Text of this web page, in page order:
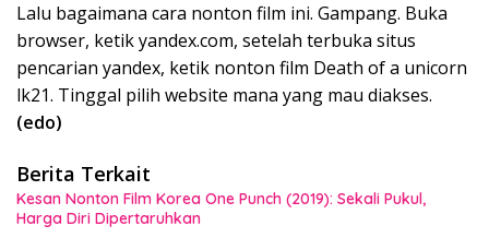
Lalu bagaimana cara nonton film ini. Gampang. Buka
browser, ketik yandex.com, setelah terbuka situs
pencarian yandex, ketik nonton film Death of a unicorn
lk21. Tinggal pilih website mana yang mau diakses.
(edo)
Berita Terkait
Kesan Nonton Film Korea One Punch (2019): Sekali Pukul,
Harga Diri Dipertaruhkan